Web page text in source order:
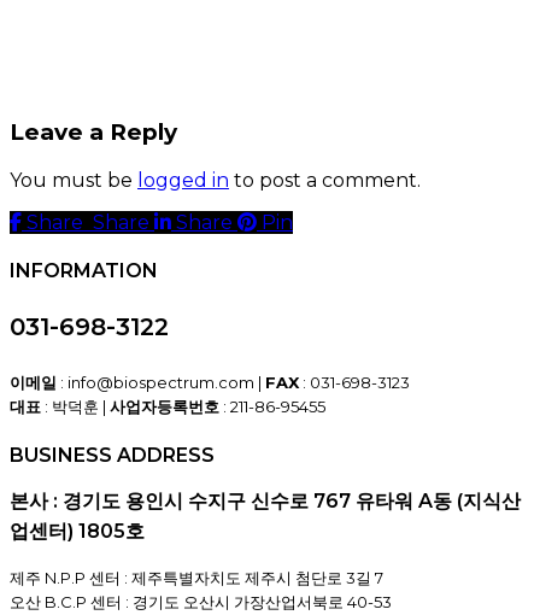
Leave a Reply
You must be logged in to post a comment.
Share
Share Share Share Pin
INFORMATION
031-698-3122
이메일 : info@biospectrum.com | FAX: 031-698-3123
대표 : 박덕훈 | 사업자등록번호 : 211-86-95455
BUSINESS ADDRESS
본사 : 경기도 용인시 수지구 신수로 767 유타워 A동 (지식산
업센터) 1805호
제주 N.P.P 센터 : 제주특별자치도 제주시 첨단로 3길 7
오산 B.C.P 센터 : 경기도 오산시 가장산업서북로 40-53